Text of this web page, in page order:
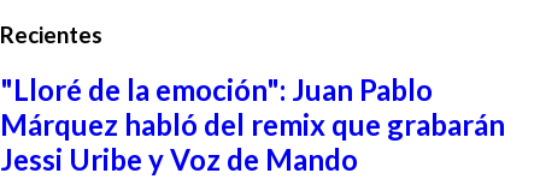
Recientes
"Lloré de la emoción": Juan Pablo
Márquez habló del remix que grabarán
Jessi Uribe y Voz de Mando